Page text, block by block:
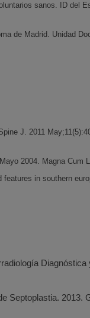
sanos. ID del
de Madrid. Unidad
J. 2011
2004. Magna Cum
in southern
Diagnóstica
Septoplastia. 2013.